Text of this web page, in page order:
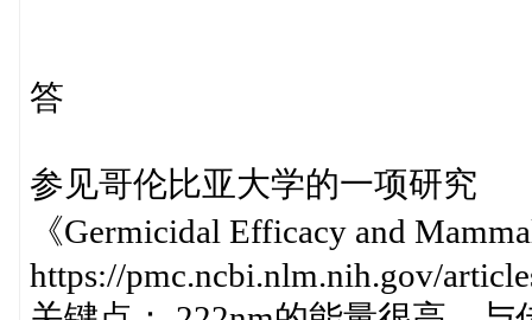
答
参见哥伦比亚大学的一项研究
《Germicidal Efficacy and
https://pmc.ncbi.nlm.nih.gov/